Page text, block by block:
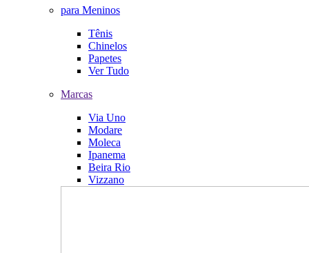
para Meninos
Tênis
Chinelos
Papetes
Ver Tudo
Marcas
Via Uno
Modare
Moleca
Ipanema
Beira Rio
Vizzano